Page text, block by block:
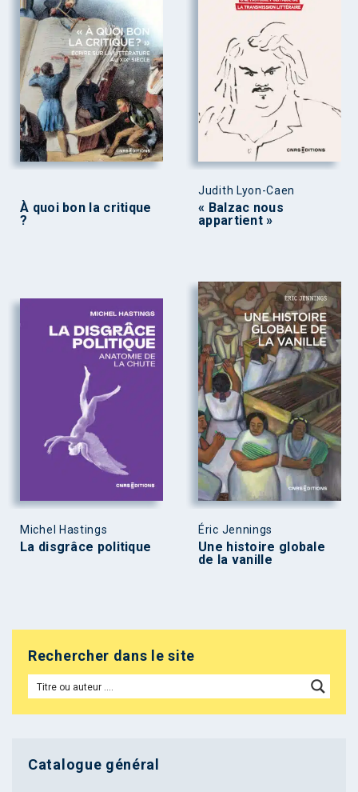
À quoi bon la critique
?
Judith Lyon-Caen
« Balzac nous
appartient »
Michel Hastings
La disgrâce politique
Éric Jennings
Une histoire globale
de la vanille
Rechercher dans le site
Catalogue général